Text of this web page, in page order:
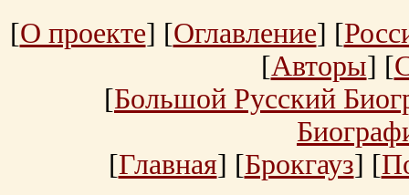
[О проекте] [Оглавление] [
[Авторы] [
[Большой Русский
[Главная] [Брокгауз] [